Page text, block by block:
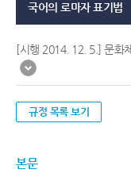
국어의 로마자 표기법
[시행 2014. 12. 5.] 문화
규정 목록 보기
본문